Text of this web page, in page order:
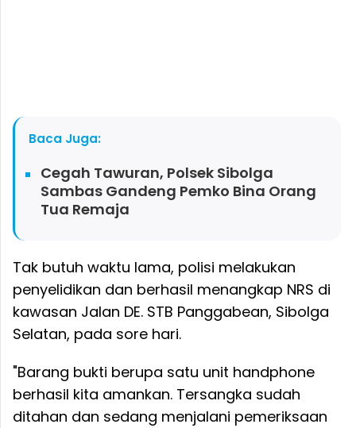
Baca Juga:
Cegah Tawuran, Polsek Sibolga
Sambas Gandeng Pemko Bina Orang
Tua Remaja
Tak butuh waktu lama, polisi melakukan
penyelidikan dan berhasil menangkap NRS di
kawasan Jalan DE. STB Panggabean, Sibolga
Selatan, pada sore hari.
"Barang bukti berupa satu unit handphone
berhasil kita amankan. Tersangka sudah
ditahan dan sedang menjalani pemeriksaan